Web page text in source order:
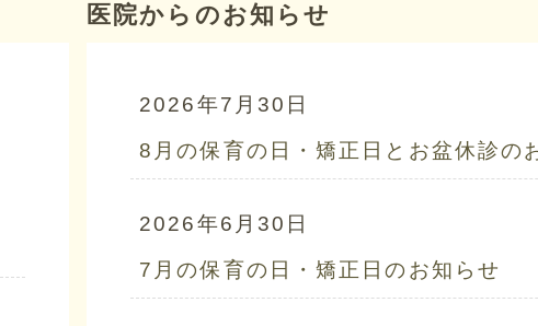
医院からのお知らせ
2026年7月30日
8月の保育の日・矯正日とお盆休診の
2026年6月30日
7月の保育の日・矯正日のお知らせ